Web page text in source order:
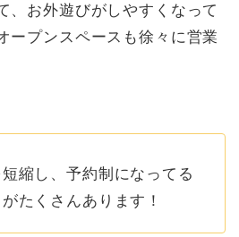
、お外遊びがしやすくなって
ープンスペースも徐々に営業
縮し、予約制になってる
たくさんあります！